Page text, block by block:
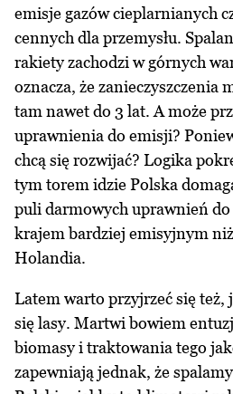
emisje gazów cieplarnianych
cennych dla przemysłu.
rakiety zachodzi w górnych
oznacza, że zanieczyszczenia
tam nawet do 3 lat. A może
uprawnienia do emisji?
chcą się rozwijać? Logika
tym torem idzie Polska
puli darmowych uprawnień
krajem bardziej emisyjnym
Holandia.
Latem warto przyjrzeć się też,
się lasy. Martwi bowiem
biomasy i traktowania tego
zapewniają jednak, że